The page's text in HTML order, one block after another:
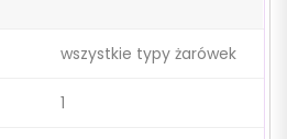
wszystkie typy żarówek
1